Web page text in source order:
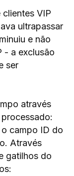
clientes VIP
ultrapassar
e não
- a exclusão
ser
através
campo ID do
Através
gatilhos do